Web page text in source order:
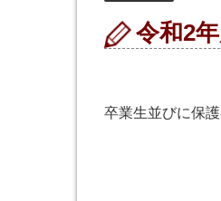
令和2
卒業生並びに保
令和2年